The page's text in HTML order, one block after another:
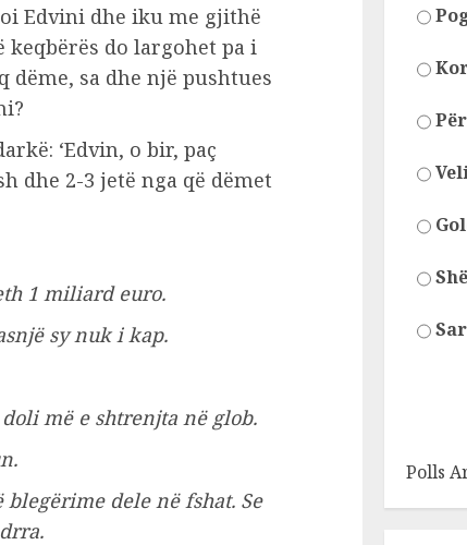
Edvini dhe iku me gjithë
keqbërës do largohet pa i
dëme, sa dhe një pushtues
‘Edvin, o bir, paç
dhe 2-3 jetë nga që dëmet
1 miliard euro.
sy nuk i kap.
më e shtrenjta në glob.
dele në fshat. Se
Polls